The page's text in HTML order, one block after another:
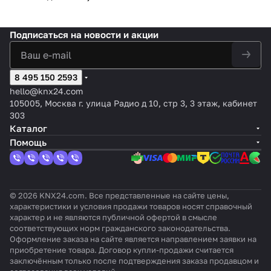
канал
ьный
кана
лов
KNX/E
цвет:
REG
plus
KNX
InBOX
, 4
выход
Подписаться на новости и акции
8 495 150 2593
hello@knx24.com
105005, Москва г. улица Радио д 10, стр 3, 3 этаж, кабинет
303
Каталог
Помощь
© 2026 KNX24.com. Все представленные на сайте цены,
характеристики и условия продажи товаров носят справочный
характер и не являются публичной офертой в смысле
соответствующих норм гражданского законодательства.
Оформление заказа на сайте является направлением заявки на
приобретение товара. Договор купли-продажи считается
заключённым только после подтверждения заказа продавцом и